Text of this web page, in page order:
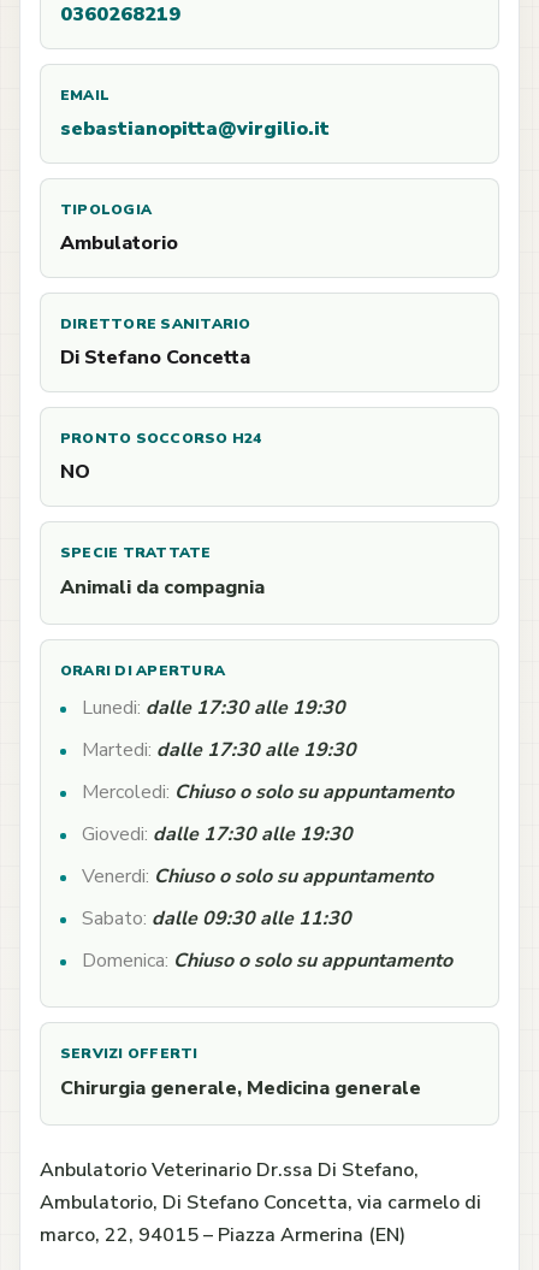
0360268219
EMAIL
sebastianopitta@virgilio.it
TIPOLOGIA
Ambulatorio
DIRETTORE SANITARIO
Di Stefano Concetta
PRONTO SOCCORSO H24
NO
SPECIE TRATTATE
Animali da compagnia
ORARI DI APERTURA
Lunedi: dalle 17:30 alle 19:30
Martedi: dalle 17:30 alle 19:30
Mercoledi: Chiuso o solo su appuntamento
Giovedi: dalle 17:30 alle 19:30
Venerdi: Chiuso o solo su appuntamento
Sabato: dalle 09:30 alle 11:30
Domenica: Chiuso o solo su appuntamento
SERVIZI OFFERTI
Chirurgia generale, Medicina generale
Anbulatorio Veterinario Dr.ssa Di Stefano,
Ambulatorio, Di Stefano Concetta, via carmelo di
marco, 22, 94015 – Piazza Armerina (EN)